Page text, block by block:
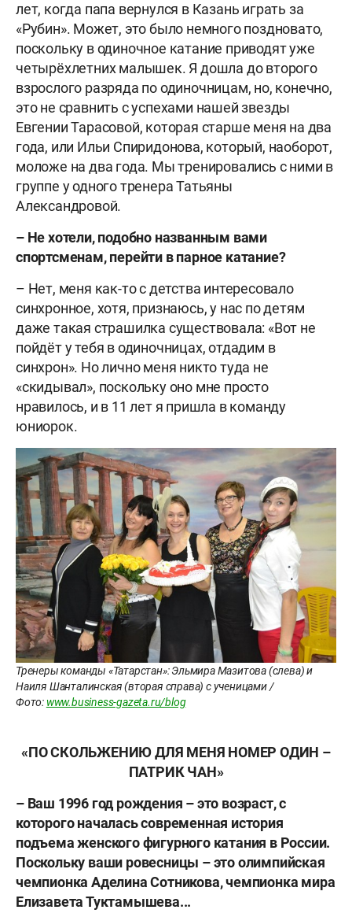
лет, когда папа вернулся в Казань играть за
«Рубин». Может, это было немного поздновато,
поскольку в одиночное катание приводят уже
четырёхлетних малышек. Я дошла до второго
взрослого разряда по одиночницам, но, конечно,
это не сравнить с успехами нашей звезды
Евгении Тарасовой, которая старше меня на два
года, или Ильи Спиридонова, который, наоборот,
моложе на два года. Мы тренировались с ними в
группе у одного тренера Татьяны
Александровой.
– Не хотели, подобно названным вами
спортсменам, перейти в парное катание?
– Нет, меня как-то с детства интересовало
синхронное, хотя, признаюсь, у нас по детям
даже такая страшилка существовала: «Вот не
пойдёт у тебя в одиночницах, отдадим в
синхрон». Но лично меня никто туда не
«скидывал», поскольку оно мне просто
нравилось, и в 11 лет я пришла в команду
юниорок.
Тренеры команды «Татарстан»: Эльмира Мазитова (слева) и
Наиля Шанталинская (вторая справа) с ученицами /
Фото: www.business-gazeta.ru/blog
«ПО СКОЛЬЖЕНИЮ ДЛЯ МЕНЯ НОМЕР ОДИН –
ПАТРИК ЧАН»
– Ваш 1996 год рождения – это возраст, с
которого началась современная история
подъема женского фигурного катания в России.
Поскольку ваши ровесницы – это олимпийская
чемпионка Аделина Сотникова, чемпионка мира
Елизавета Туктамышева...